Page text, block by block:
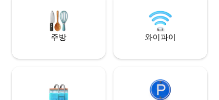
해변을 둘러보기
습니다.
주방 와이파이